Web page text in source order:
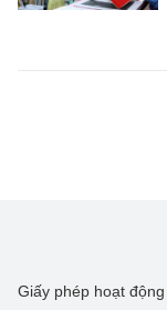
Giấy phép hoạt